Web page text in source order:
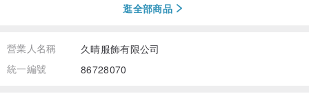
逛全部商品
營業人名稱
久晴服飾有限公司
統一編號
86728070